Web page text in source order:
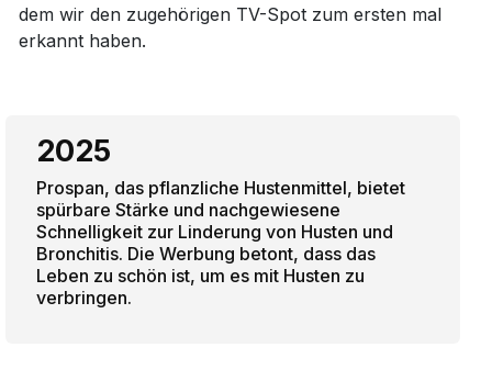
dem wir den zugehörigen TV-Spot zum ersten mal
erkannt haben.
2025
Prospan, das pflanzliche Hustenmittel, bietet
spürbare Stärke und nachgewiesene
Schnelligkeit zur Linderung von Husten und
Bronchitis. Die Werbung betont, dass das
Leben zu schön ist, um es mit Husten zu
verbringen.